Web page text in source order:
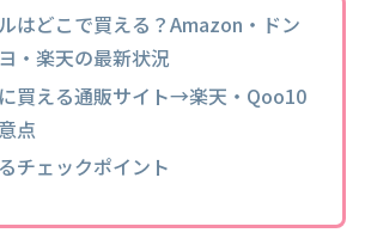
はどこで買える？Amazon・ドン
・楽天の最新状況
買える通販サイト→楽天・Qoo10
点
チェックポイント